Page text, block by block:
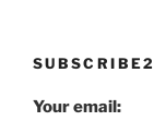
SUBSCRIBE2
Your email: